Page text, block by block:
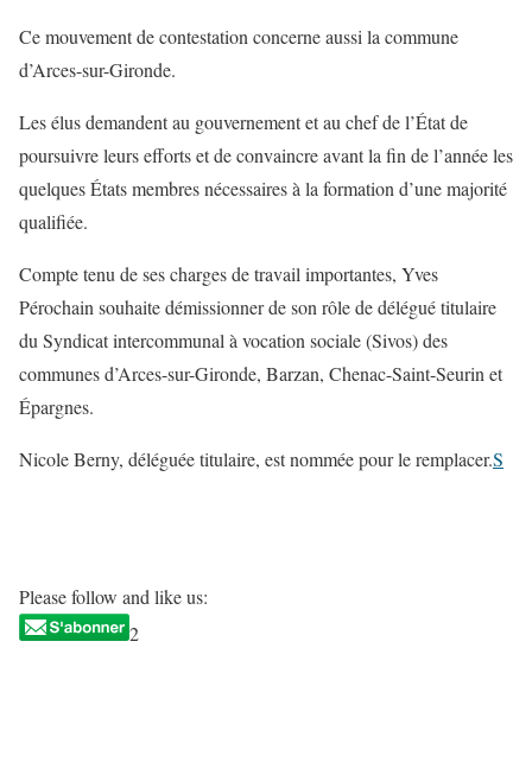
Ce mouvement de contestation concerne aussi la commune
d’Arces-sur-Gironde.
Les élus demandent au gouvernement et au chef de l’État de
poursuivre leurs efforts et de convaincre avant la fin de l’année les
quelques États membres nécessaires à la formation d’une majorité
qualifiée.
Compte tenu de ses charges de travail importantes, Yves
Pérochain souhaite démissionner de son rôle de délégué titulaire
du Syndicat intercommunal à vocation sociale (Sivos) des
communes d’Arces-sur-Gironde, Barzan, Chenac-Saint-Seurin et
Épargnes.
Nicole Berny, déléguée titulaire, est nommée pour le remplacer.S
Please follow and like us:
2